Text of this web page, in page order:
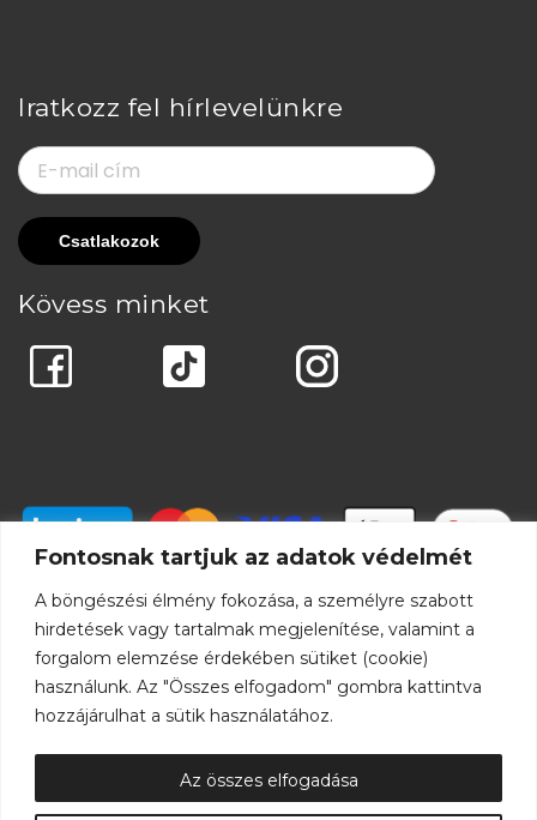
Fontosnak tartjuk az adatok védelmét
A böngészési élmény fokozása, a személyre szabott
hirdetések vagy tartalmak megjelenítése, valamint a
forgalom elemzése érdekében sütiket (cookie)
használunk. Az "Összes elfogadom" gombra kattintva
hozzájárulhat a sütik használatához.
Az összes elfogadása
Iratkozz fel hírlevelünkre
Kövess minket